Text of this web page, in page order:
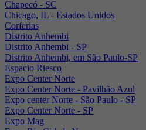
Chapecó - SC
Chicago, IL - Estados Unidos
Corferias
Distrito Anhembi
Distrito Anhembi - SP
Distrito Anhembi, em São Paulo-SP
Espacio Riesco
Expo Center Norte
Expo Center Norte - Pavilhão Azul
Expo center Norte - São Paulo - SP
Expo Center Norte - SP
Expo Mag